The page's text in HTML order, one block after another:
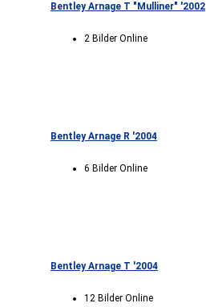
Bentley Arnage T "Mulliner" '2002
2 Bilder Online
Bentley Arnage R '2004
6 Bilder Online
Bentley Arnage T '2004
12 Bilder Online